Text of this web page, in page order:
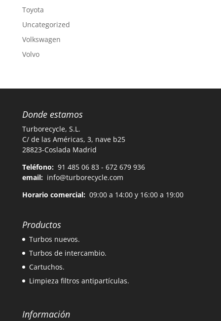
Toyota
Uncategorized
Volkswagen
Volvo
Donde estamos
Turborecycle, S.L.
C/ de las Américas, 3, nave b25
28823-Coslada Madrid
Teléfono: 91 485 06 83 - 672 679 936
email: info@turborecycle.com
Horario comercial:09:00 a 14:00 y 16:00 a 19:00
Productos
Turbos nuevos.
Turbos de intercambio.
Cartuchos.
Limpieza filtros antipartículas.
Información